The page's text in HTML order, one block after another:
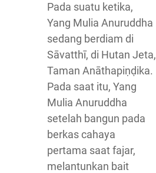
Pada suatu ketika,
Yang Mulia Anuruddha
sedang berdiam di
Sāvatthī, di Hutan Jeta,
Taman Anāthapiṇḍika.
Pada saat itu, Yang
Mulia Anuruddha
setelah bangun pada
berkas cahaya
pertama saat fajar,
melantunkan bait